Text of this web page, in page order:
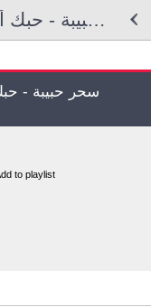
سحر حبيبة - حبك أغلى مكاسب سنيني وعمري
سحر حبيبة -
to playlist